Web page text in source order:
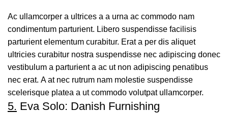
Ac ullamcorper a ultrices a a urna ac commodo nam
condimentum parturient. Libero suspendisse facilisis
parturient elementum curabitur. Erat a per dis aliquet
ultricies curabitur nostra suspendisse nec adipiscing donec
vestibulum a parturient a ac ut non adipiscing penatibus
nec erat. A at nec rutrum nam molestie suspendisse
scelerisque platea a ut commodo volutpat ullamcorper.
5. Eva Solo: Danish Furnishing